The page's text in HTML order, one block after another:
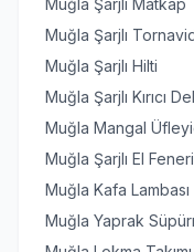
Muğla Şarjlı Matkap
Muğla Şarjlı
Muğla Şarjlı Hilti
Muğla Şarjlı Kırıcı
Muğla Mangal
Muğla Şarjlı El Feneri
Muğla Kafa Lambası
Muğla Yaprak